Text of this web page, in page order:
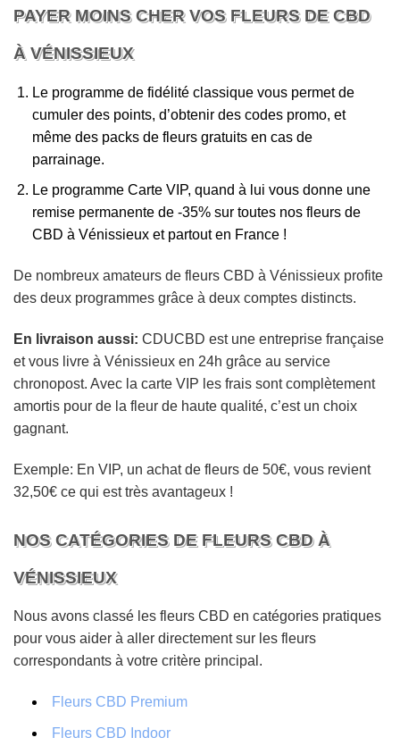
PAYER MOINS CHER VOS FLEURS DE CBD
À VÉNISSIEUX
Le programme de fidélité classique vous permet de
cumuler des points, d’obtenir des codes promo, et
même des packs de fleurs gratuits en cas de
parrainage.
Le programme Carte VIP, quand à lui vous donne une
remise permanente de -35% sur toutes nos fleurs de
CBD à Vénissieux et partout en France !
De nombreux amateurs de fleurs CBD à Vénissieux profite
des deux programmes grâce à deux comptes distincts.
En livraison aussi: CDUCBD est une entreprise française
et vous livre à Vénissieux en 24h grâce au service
chronopost. Avec la carte VIP les frais sont complètement
amortis pour de la fleur de haute qualité, c’est un choix
gagnant.
Exemple: En VIP, un achat de fleurs de 50€, vous revient
32,50€ ce qui est très avantageux !
NOS CATÉGORIES DE FLEURS CBD À
VÉNISSIEUX
Nous avons classé les fleurs CBD en catégories pratiques
pour vous aider à aller directement sur les fleurs
correspondants à votre critère principal.
Fleurs CBD Premium
Fleurs CBD Indoor